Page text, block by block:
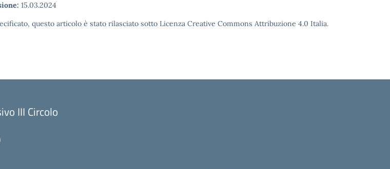
15.03.2024
questo articolo è stato rilasciato sotto Licenza Creative Commons Attribuzione 4.0 Italia.
III Circolo